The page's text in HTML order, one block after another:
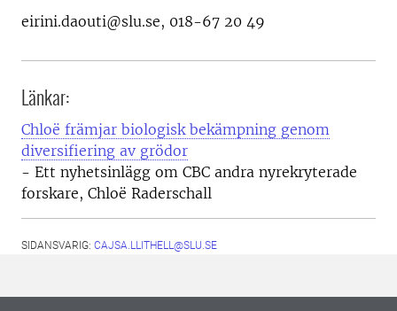
eirini.daouti@slu.se, 018-67 20 49
Länkar:
Chloë främjar biologisk bekämpning genom
diversifiering av grödor
- Ett nyhetsinlägg om CBC andra nyrekryterade
forskare, Chloë Raderschall
SIDANSVARIG: CAJSA.LLITHELL@SLU.SE